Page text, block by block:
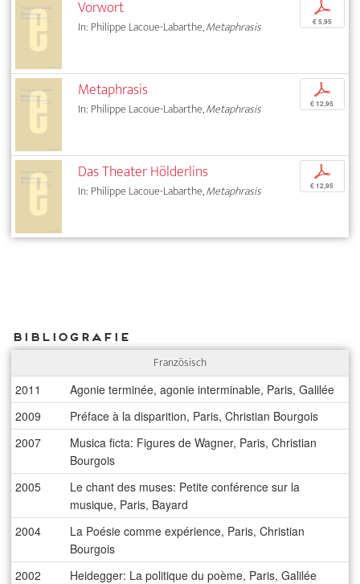
Vorwort
In: Philippe Lacoue-Labarthe,Metaphrasis
p
€ 5,95
Metaphrasis
In: Philippe Lacoue-Labarthe,Metaphrasis
p
€ 12,95
Das Theater Hölderlins
In: Philippe Lacoue-Labarthe,Metaphrasis
p
€ 12,95
Bibliografie
Französisch
2011
Agonie terminée, agonie interminable, Paris, Galilée
2009
Préface à la disparition, Paris, Christian Bourgois
2007
Musica ficta: Figures de Wagner, Paris, Christian
Bourgois
2005
Le chant des muses: Petite conférence sur la
musique, Paris, Bayard
2004
La Poésie comme expérience, Paris, Christian
Bourgois
2002
Heidegger: La politique du poème, Paris, Galilée